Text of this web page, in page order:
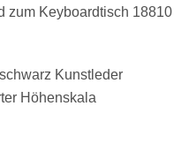
zum Keyboardtisch 18810
Kunstleder
Höhenskala